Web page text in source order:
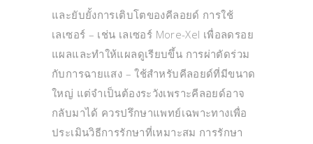
และยับยั้งการเติบโตของคีลอยด์ การใช้
เลเซอร์ – เช่น เลเซอร์ More-Xel เพื่อลดรอย
แผลและทำให้แผลดูเรียบขึ้น การผ่าตัดร่วม
กับการฉายแสง – ใช้สำหรับคีลอยด์ที่มีขนาด
ใหญ่ แต่จำเป็นต้องระวังเพราะคีลอยด์อาจ
กลับมาได้ ควรปรึกษาแพทย์เฉพาะทางเพื่อ
ประเมินวิธีการรักษาที่เหมาะสม การรักษา